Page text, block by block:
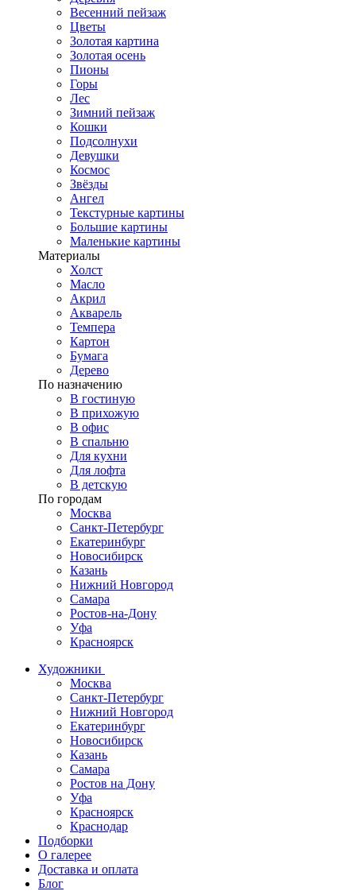
Весенний пейзаж
Цветы
Золотая картина
Золотая осень
Пионы
Горы
Лес
Зимний пейзаж
Кошки
Подсолнухи
Девушки
Космос
Звёзды
Ангел
Текстурные картины
Большие картины
Маленькие картины
Материалы
Холст
Масло
Акрил
Акварель
Темпера
Картон
Бумага
Дерево
По назначению
В гостиную
В прихожую
В офис
В спальню
Для кухни
Для лофта
В детскую
По городам
Москва
Санкт-Петербург
Екатеринбург
Новосибирск
Казань
Нижний Новгород
Самара
Ростов-на-Дону
Уфа
Красноярск
Художники
Москва
Санкт-Петербург
Нижний Новгород
Екатеринбург
Новосибирск
Казань
Самара
Ростов на Дону
Уфа
Красноярск
Краснодар
Подборки
О галерее
Доставка и оплата
Блог